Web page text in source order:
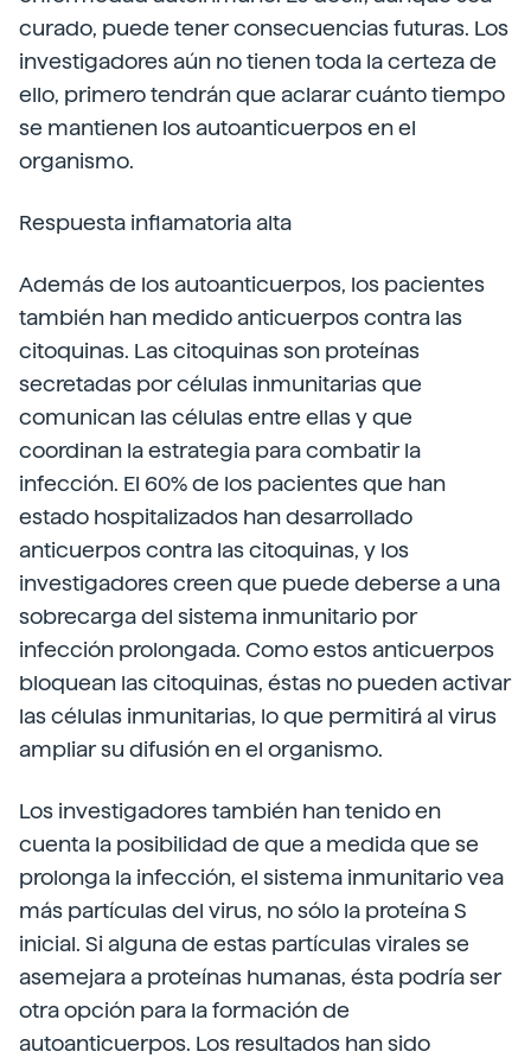
curado, puede tener consecuencias futuras. Los
investigadores aún no tienen toda la certeza de
ello, primero tendrán que aclarar cuánto tiempo
se mantienen los autoanticuerpos en el
organismo.
Respuesta inflamatoria alta
Además de los autoanticuerpos, los pacientes
también han medido anticuerpos contra las
citoquinas. Las citoquinas son proteínas
secretadas por células inmunitarias que
comunican las células entre ellas y que
coordinan la estrategia para combatir la
infección. El 60% de los pacientes que han
estado hospitalizados han desarrollado
anticuerpos contra las citoquinas, y los
investigadores creen que puede deberse a una
sobrecarga del sistema inmunitario por
infección prolongada. Como estos anticuerpos
bloquean las citoquinas, éstas no pueden activar
las células inmunitarias, lo que permitirá al virus
ampliar su difusión en el organismo.
Los investigadores también han tenido en
cuenta la posibilidad de que a medida que se
prolonga la infección, el sistema inmunitario vea
más partículas del virus, no sólo la proteína S
inicial. Si alguna de estas partículas virales se
asemejara a proteínas humanas, ésta podría ser
otra opción para la formación de
autoanticuerpos. Los resultados han sido